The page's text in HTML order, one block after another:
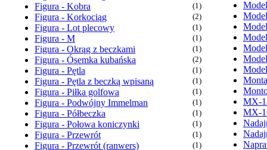
Figura - Kobra (1)
Figura - Korkociąg (2)
Figura - Lot plecowy (1)
Figura - M (1)
Figura - Okrąg z beczkami (1)
Figura - Ósemka kubańska (2)
Figura - Pętla (1)
Figura - Pętla z beczką wpisaną (1)
Figura - Piłka golfowa (1)
Figura - Podwójny Immelman (1)
Figura - Półbeczka (1)
Figura - Połowa koniczynki (1)
Figura - Przewrót (1)
Figura - Przewrót (ranwers) (1)
MX-
MX-